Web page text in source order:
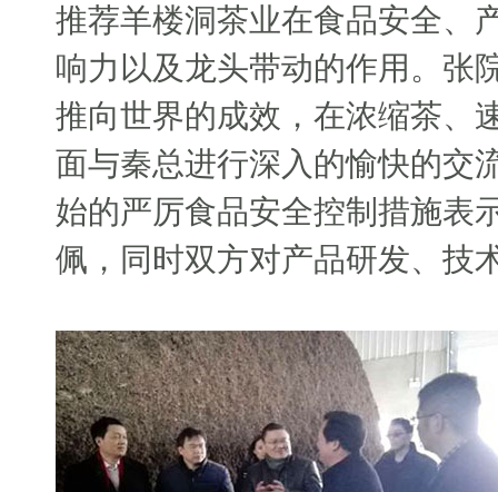
推荐羊楼洞茶业在食品安全、
响力以及龙头带动的作用。张
推向世界的成效，在浓缩茶、
面与秦总进行深入的愉快的交
始的严厉食品安全控制措施表
佩，同时双方对产品研发、技